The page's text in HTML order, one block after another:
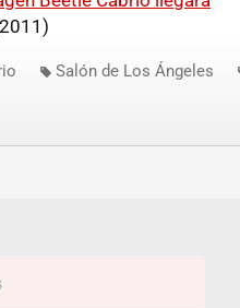
Salón de Los Ángeles